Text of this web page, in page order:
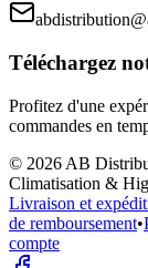
Téléchargez
Profitez d'une
commandes en
© 2026 AB
Climatisation &
Livraison et
de remboursement•
compte